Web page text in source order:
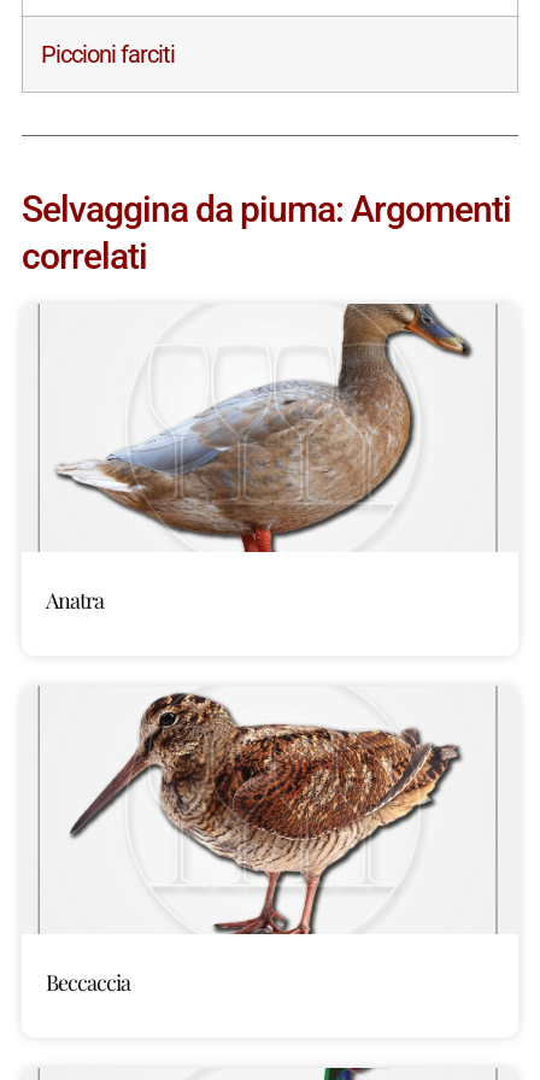
Piccioni farciti
Selvaggina da piuma: Argomenti
correlati
Anatra
Beccaccia